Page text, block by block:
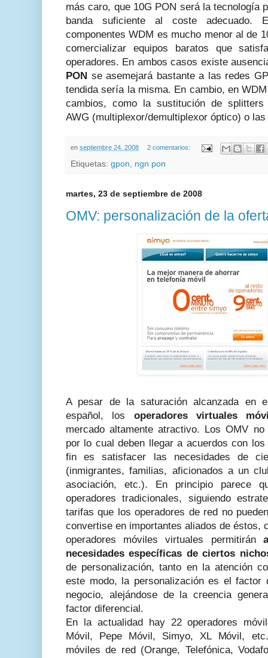
más caro, que 10G PON será la tecnología
banda suficiente al coste adecuado.
componentes WDM es mucho menor al de
comercializar equipos baratos que
operadores. En ambos casos existe
PON se asemejará bastante a las redes
tendida sería la misma. En cambio, en
cambios, como la sustitución de splitters
AWG (multiplexor/demultiplexor óptico) o las
en septiembre 24, 2008 2 comentarios:
Etiquetas: gpon ngn pon
martes, 23 de septiembre de 2008
OMV: personalización de la
A pesar de la saturación alcanzada en
español, los operadores virtuales
mercado altamente atractivo. Los OMV
por lo cual deben llegar a acuerdos con
fin es satisfacer las necesidades de
(inmigrantes, familias, aficionados a un
asociación, etc.). En principio parece
operadores tradicionales, siguiendo
tarifas que los operadores de red no
convertise en importantes aliados de éstos,
operadores móviles virtuales permitirán
necesidades específicas de ciertos
de personalización, tanto en la atención
este modo, la personalización es el factor
negocio, alejándose de la creencia
factor diferencial.
En la actualidad hay 22 operadores
Móvil, Pepe Móvil, Simyo, XL Móvil,
móviles de red (Orange, Telefónica,